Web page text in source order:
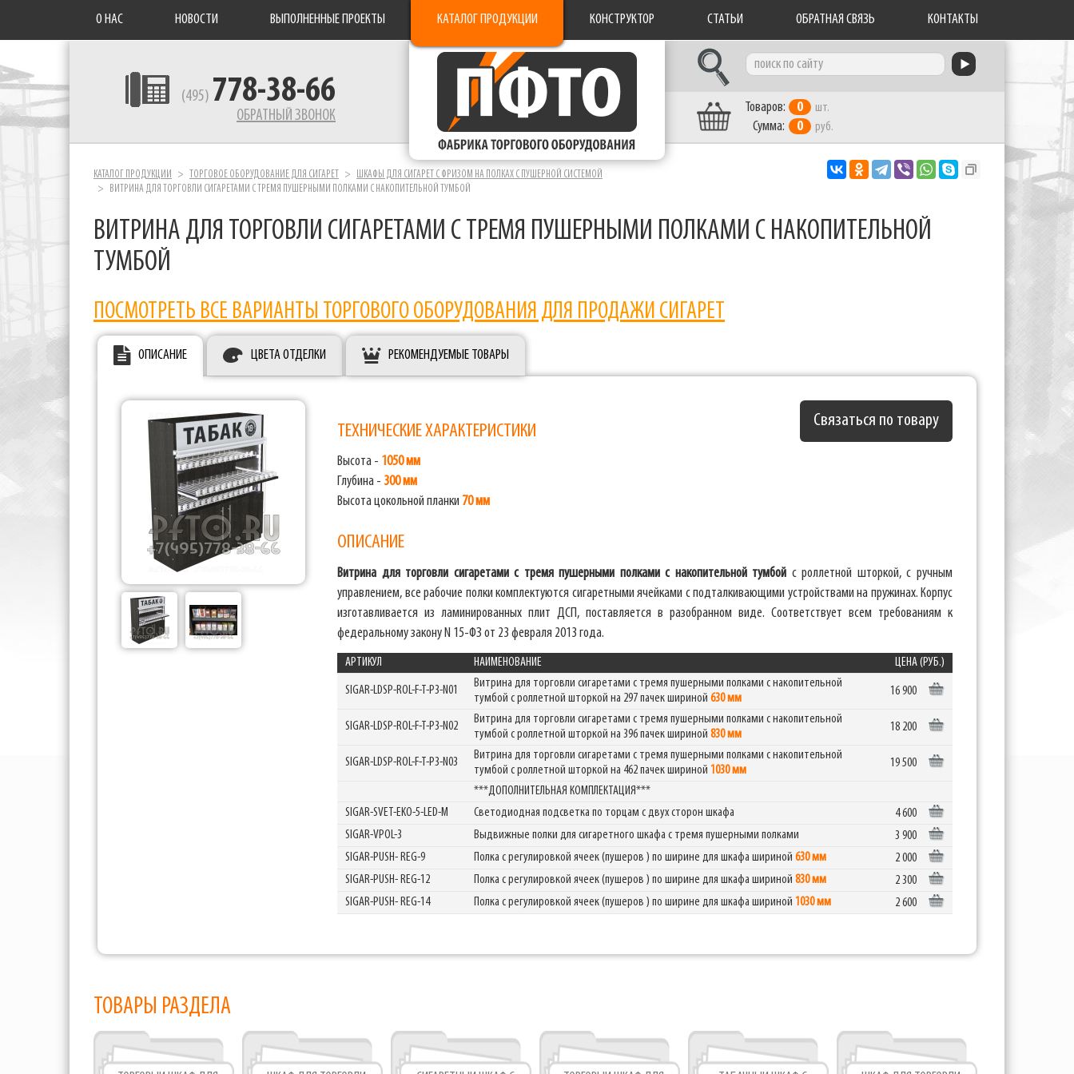
О НАС НОВОСТИ ВЫПОЛНЕННЫЕ ПРОЕКТЫ КАТАЛОГ ПРОДУКЦИИ КОНСТРУКТОР СТАТЬИ ОБРАТНАЯ СВЯЗЬ КОНТАКТЫ
(495) 778-38-66
ОБРАТНЫЙ ЗВОНОК
Фабрика торгового оборудования
Товаров: 0 шт.
Сумма: 0 руб.
КАТАЛОГ ПРОДУКЦИИ ТОРГОВОЕ ОБОРУДОВАНИЕ ДЛЯ СИГАРЕТ
ШКАФЫ ДЛЯ СИГАРЕТ С ФРИЗОМ НА ПОЛКАХ С ПУШЕРНОЙ СИСТЕМОЙ
ВИТРИНА ДЛЯ ТОРГОВЛИ СИГАРЕТАМИ С ТРЕМЯ ПУШЕРНЫМИ ПОЛКАМИ С НАКОПИТЕЛЬНОЙ ТУМБОЙ
ВИТРИНА ДЛЯ ТОРГОВЛИ СИГАРЕТАМИ С ТРЕМЯ ПУШЕРНЫМИ ПОЛКАМИ С НАКОПИТЕЛЬНОЙ
ТУМБОЙ
ПОСМОТРЕТЬ ВСЕ ВАРИАНТЫ ТОРГОВОГО ОБОРУДОВАНИЯ ДЛЯ ПРОДАЖИ СИГАРЕТ
ОПИСАНИЕ ЦВЕТА ОТДЕЛКИ РЕКОМЕНДУЕМЫЕ ТОВАРЫ
Связаться по товару
ТЕХНИЧЕСКИЕ ХАРАКТЕРИСТИКИ
Высота - 1050 мм
Глубина - 300 мм
Высота цокольной планки 70 мм
ОПИСАНИЕ
Витрина для торговли сигаретами с тремя пушерными полками с накопительной тумбой с роллетной шторкой, с ручным
управлением, все рабочие полки комплектуются сигаретными ячейками с подталкивающими устройствами на пружинах. Корпус
изготавливается из ламинированных плит ДСП, поставляется в разобранном виде. Соответствует всем требованиям к
федеральному закону N 15-ФЗ от 23 февраля 2013 года.
АРТИКУЛ НАИМЕНОВАНИЕ ЦЕНА (РУБ.)
SIGAR-LDSP-ROL-F-T-P3-N01
Витрина для торговли сигаретами с тремя пушерными полками с накопительной
тумбой с роллетной шторкой на 297 пачек шириной 630 мм
16 900
SIGAR-LDSP-ROL-F-T-P3-N02
Витрина для торговли сигаретами с тремя пушерными полками с накопительной
тумбой с роллетной шторкой на 396 пачек шириной 830 мм
18 200
SIGAR-LDSP-ROL-F-T-P3-N03
Витрина для торговли сигаретами с тремя пушерными полками с накопительной
тумбой с роллетной шторкой на 462 пачек шириной 1030 мм
19 500
***ДОПОЛНИТЕЛЬНАЯ КОМПЛЕКТАЦИЯ***
SIGAR-SVET-EKO-5-LED-M
Светодиодная подсветка по торцам с двух сторон шкафа
4 600
SIGAR-VPOL-3
Выдвижные полки для сигаретного шкафа с тремя пушерными полками
3 900
SIGAR-PUSH- REG-9
Полка с регулировкой ячеек (пушеров ) по ширине для шкафа шириной 630 мм
2 000
SIGAR-PUSH- REG-12
Полка с регулировкой ячеек (пушеров ) по ширине для шкафа шириной 830 мм
2 300
SIGAR-PUSH- REG-14
Полка с регулировкой ячеек (пушеров ) по ширине для шкафа шириной 1030 мм 2 600
ТОВАРЫ РАЗДЕЛА